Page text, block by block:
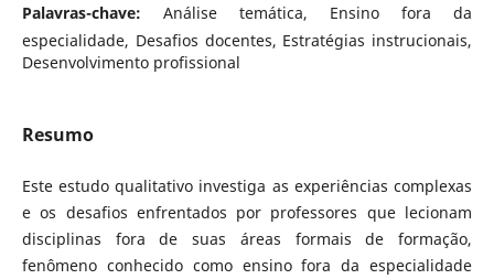
Palavras-chave: Análise temática, Ensino fora da
especialidade, Desafios docentes, Estratégias instrucionais,
Desenvolvimento profissional
Resumo
Este estudo qualitativo investiga as experiências complexas
e os desafios enfrentados por professores que lecionam
disciplinas fora de suas áreas formais de formação,
fenômeno conhecido como ensino fora da especialidade